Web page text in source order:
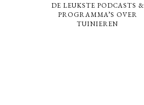
DE LEUKSTE PODCASTS &
PROGRAMMA’S OVER
TUINIEREN